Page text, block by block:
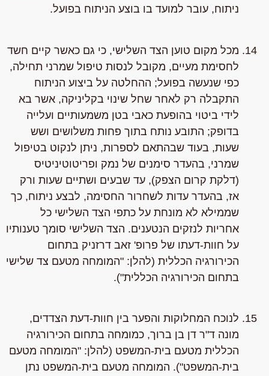
ניתוח, עובר למועד בו בוצע הניתוח בפועל.
מכל מקום טוען הצד השלישי, כי גם כאשר קיים חשד
לחסימת מעיים, מקובל לנסות טיפול שמרני תחילה,
כפי שנעשה בפועל; ההחלטה על ביצוע הניתוח
התקבלה רק לאחר שחל שינוי בקליניקה, אשר בא
לידי ביטוי בהופעת כאבי בטן משמעותיים ועלייה
בדופק; התובע נותח בתוך פחות משלושים ושש
שעות, בעוד שבהתאם לספרות, ניתן לנקוט בטיפול
שמרני, בהעדר סימנים של נמק ופריטוטיניטיס
(דלקת קרום הצפק), עד שבעים ושתיים שעות ורק
אז, בהעדר עדות לשחרור החסימה, לבצע ניתוח, כך
שממילא לא מונחת על כתפי הצד השלישי כל
אחריות לנזקים הנטענים. הצד השלישי סומך טענותיו
על חוות-דעתו של פרופ' זאב דרזניק בתחום
הכירורגיה הכללית (להלן: "המומחה מטעם צד שלישי
בתחום הכירורגיה הכללית").
לנוכח המחלוקות והפער בין חוות-דעת הצדדים,
מונה ד"ר דן בן ברוך, כמומחה בתחום הכירורגיה
הכללית מטעם בית-המשפט (להלן: "המומחה מטעם
בית-המשפט"). המומחה מטעם בית-המשפט נתן